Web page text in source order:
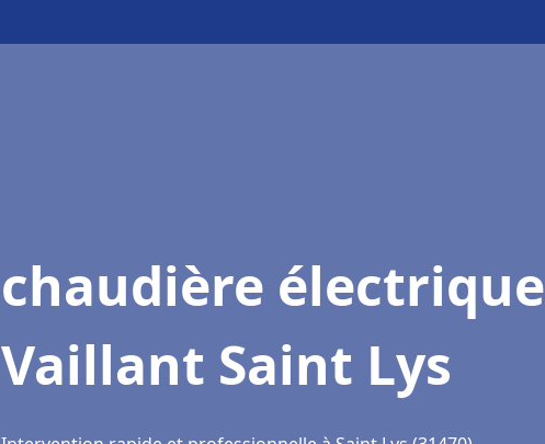
chaudière électrique
Vaillant Saint Lys